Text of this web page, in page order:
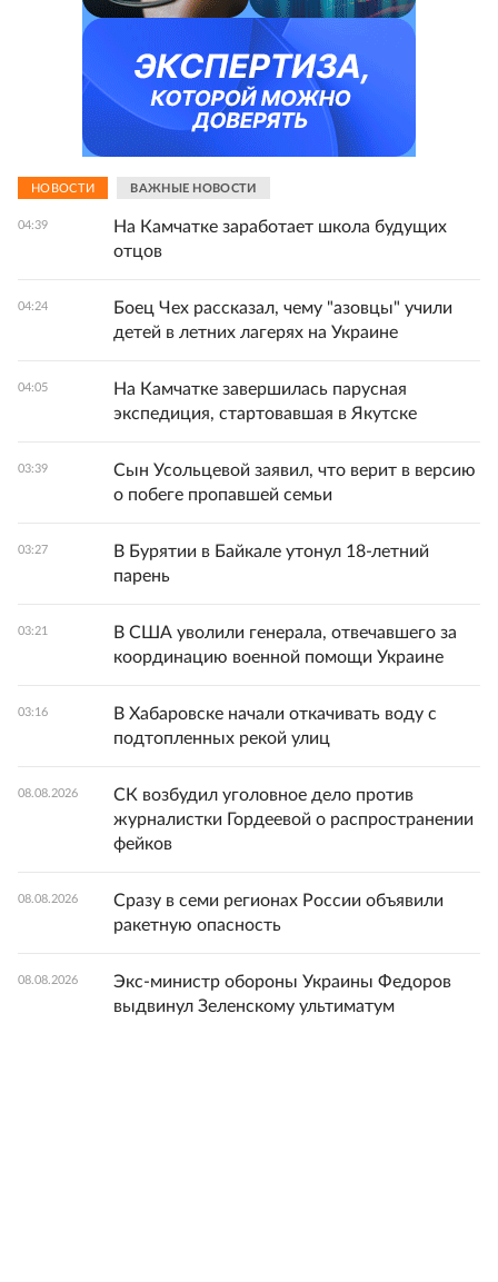
НОВОСТИ ВАЖНЫЕ НОВОСТИ
04:39
На Камчатке заработает школа будущих
отцов
04:24
Боец Чех рассказал, чему "азовцы" учили
детей в летних лагерях на Украине
04:05
На Камчатке завершилась парусная
экспедиция, стартовавшая в Якутске
03:39
Сын Усольцевой заявил, что верит в версию
о побеге пропавшей семьи
03:27
В Бурятии в Байкале утонул 18-летний
парень
03:21
В США уволили генерала, отвечавшего за
координацию военной помощи Украине
03:16
В Хабаровске начали откачивать воду с
подтопленных рекой улиц
08.08.2026
СК возбудил уголовное дело против
журналистки Гордеевой о распространении
фейков
08.08.2026
Сразу в семи регионах России объявили
ракетную опасность
08.08.2026
Экс-министр обороны Украины Федоров
выдвинул Зеленскому ультиматум